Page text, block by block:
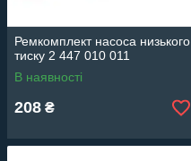
Ремкомплект насоса низького
тиску 2 447 010 011
В наявності
208 ₴